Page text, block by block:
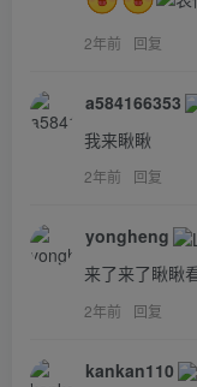
2年前 回复
a584166353
我来瞅瞅
2年前 回复
yongheng
来了来了瞅瞅
2年前 回复
kankan110